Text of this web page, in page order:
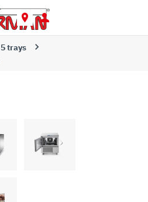
5 trays